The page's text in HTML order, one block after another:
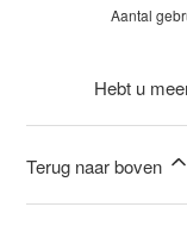
Aantal
Hebt u
Terug naar boven